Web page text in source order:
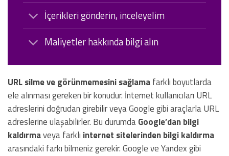
İçerikleri gönderin, inceleyelim
Maliyetler hakkında bilgi alın
URL silme ve görünmemesini sağlamafarklı boyutlarda
ele alınması gereken bir konudur. İnternet kullanıcıları URL
adreslerini doğrudan girebilir veya Google gibi araçlarla URL
adreslerine ulaşabilirler. Bu durumdaGoogle’dan bilgi
kaldırmaveya farklı internet sitelerinden bilgi kaldırma
arasındaki farkı bilmeniz gerekir. Google ve Yandex gibi